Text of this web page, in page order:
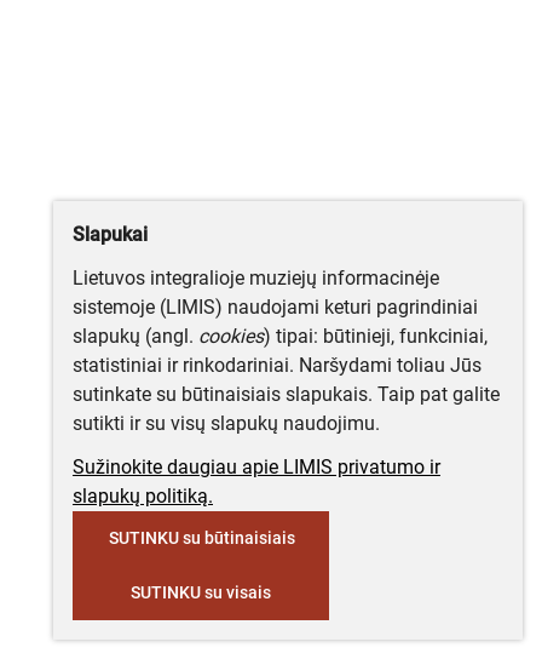
Slapukai
Lietuvos integralioje muziejų informacinėje
sistemoje (LIMIS) naudojami keturi pagrindiniai
slapukų (angl. cookies) tipai: būtinieji, funkciniai,
statistiniai ir rinkodariniai. Naršydami toliau Jūs
sutinkate su būtinaisiais slapukais. Taip pat galite
sutikti ir su visų slapukų naudojimu.
Sužinokite daugiau apie LIMIS privatumo ir
slapukų politiką.
SUTINKU su būtinaisiais
SUTINKU su visais